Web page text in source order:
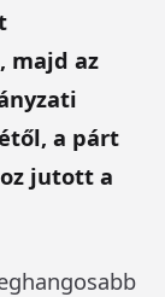
majd az
a párt
jutott a